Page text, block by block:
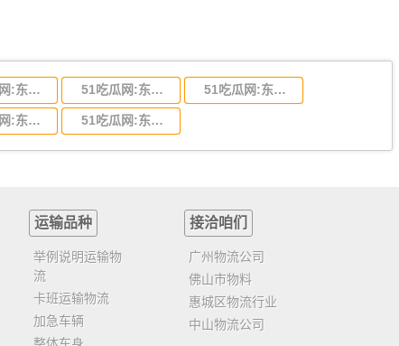
51吃瓜网:东莞到陕西省物流运输,东莞到陕西省物流公司 51吃瓜网:东莞到贵州省物流运输,东莞到贵州省物流公司 51吃瓜网:东莞到四川省物流专线,东莞到四川省物流公司
51吃瓜网:东莞到福建省物流运输,东莞到福建省物流公司 51吃瓜网:东莞到广西物流专线,东莞到广西物流公司
运输品种
举例说明运输物
流
卡班运输物流
加急车辆
接洽咱们
广州物流公司
佛山市物料
惠城区物流行业
中山物流公司